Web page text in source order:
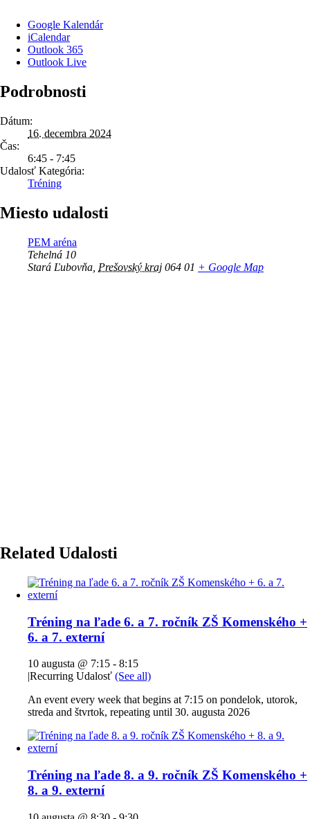
Google Kalendár
iCalendar
Outlook 365
Outlook Live
Podrobnosti
Dátum:
16. decembra 2024
Čas:
6:45 - 7:45
Udalosť Kategória:
Tréning
Miesto udalosti
PEM aréna
Tehelná 10
Stará Ľubovňa Prešovský kraj 064 01 + Google Map
Related Udalosti
Tréning na ľade 6. a 7. ročník ZŠ Komenského +
6. a 7. externí
10 augusta @ 7:15 - 8:15
|Recurring Udalosť (See all)
An event every week that begins at 7:15 on pondelok, utorok,
streda and štvrtok, repeating until 30. augusta 2026
Tréning na ľade 8. a 9. ročník ZŠ Komenského +
8. a 9. externí